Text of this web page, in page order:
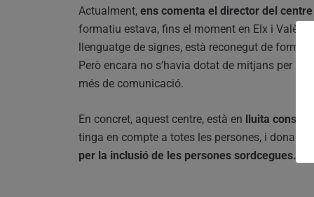
Actualment, ens comenta el director del
formatiu estava, fins el moment en Elx i
llenguatge de signes, està reconegut de forma
Però encara no s’havia dotat de mitjans per a
més de comunicació.
En concret, aquest centre, està en lluita
tinga en compte a totes les persones, i donar
per la inclusió de les persones sordcegues.